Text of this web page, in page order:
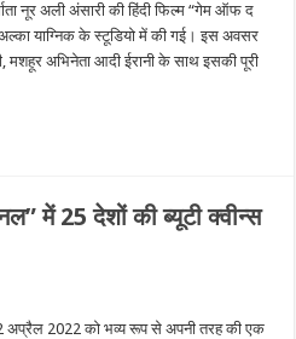
नूर अली अंसारी की हिंदी फिल्म “गेम ऑफ द
अल्का याग्निक के स्टूडियो में की गई। इस अवसर
मशहूर अभिनेता आदी ईरानी के साथ इसकी पूरी
में 25 देशों की ब्यूटी क्वीन्स
2 अप्रैल 2022 को भव्य रूप से अपनी तरह की एक